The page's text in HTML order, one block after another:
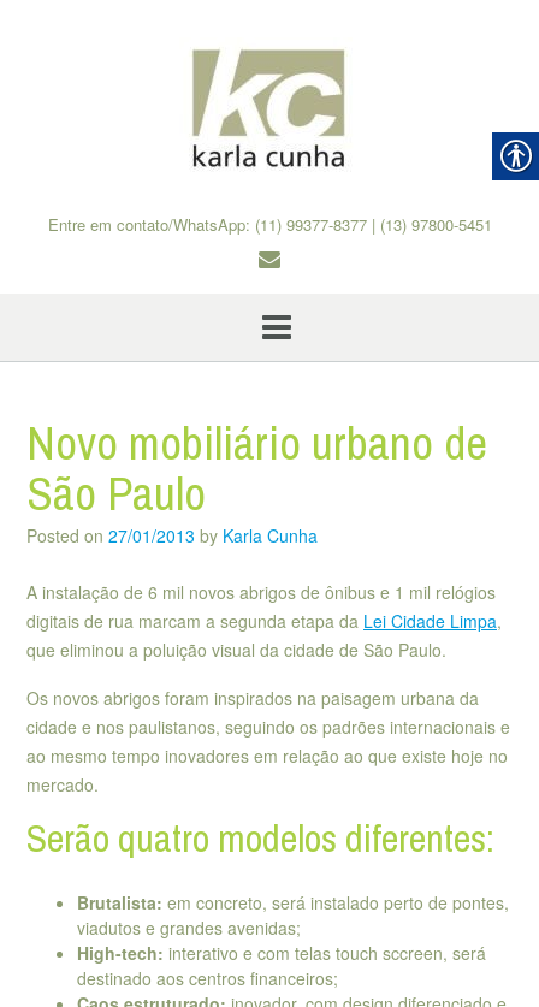
Entre em contato/WhatsApp: (11) 99377-8377 | (13) 97800-5451
Novo mobiliário urbano de
São Paulo
Posted on 27/01/2013 by Karla Cunha
A instalação de 6 mil novos abrigos de ônibus e 1 mil relógios
digitais de rua marcam a segunda etapa da Lei Cidade Limpa,
que eliminou a poluição visual da cidade de São Paulo.
Os novos abrigos foram inspirados na paisagem urbana da
cidade e nos paulistanos, seguindo os padrões internacionais e
ao mesmo tempo inovadores em relação ao que existe hoje no
mercado.
Serão quatro modelos diferentes:
Brutalista: em concreto, será instalado perto de pontes,
viadutos e grandes avenidas;
High-tech: interativo e com telas touch sccreen, será
destinado aos centros financeiros;